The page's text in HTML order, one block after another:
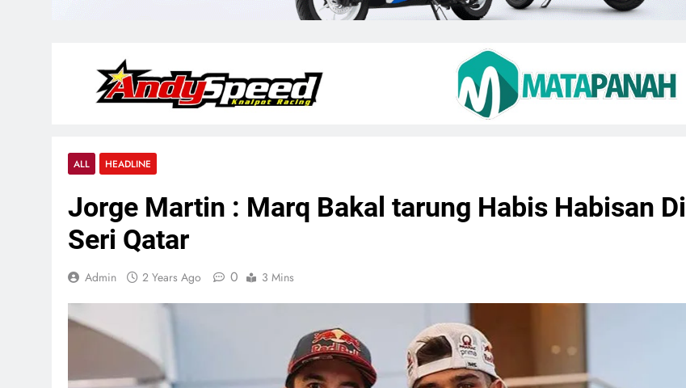
ALL HEADLINE
Jorge Martin : Marq Bakal tarung Habis Habisan Di
Seri Qatar
Admin 2 Years Ago 0 3 Mins